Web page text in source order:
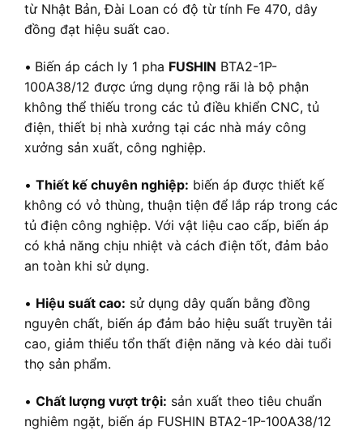
từ Nhật Bản, Đài Loan có độ từ tính Fe 470, dây
đồng đạt hiệu suất cao.
• Biến áp cách ly 1 pha FUSHIN BTA2-1P-
100A38/12 được ứng dụng rộng rãi là bộ phận
không thể thiếu trong các tủ điều khiển CNC, tủ
điện, thiết bị nhà xưởng tại các nhà máy công
xưởng sản xuất, công nghiệp.
• Thiết kế chuyên nghiệp: biến áp được thiết kế
không có vỏ thùng, thuận tiện để lắp ráp trong các
tủ điện công nghiệp. Với vật liệu cao cấp, biến áp
có khả năng chịu nhiệt và cách điện tốt, đảm bảo
an toàn khi sử dụng.
• Hiệu suất cao: sử dụng dây quấn bằng đồng
nguyên chất, biến áp đảm bảo hiệu suất truyền tải
cao, giảm thiểu tổn thất điện năng và kéo dài tuổi
thọ sản phẩm.
• Chất lượng vượt trội: sản xuất theo tiêu chuẩn
nghiêm ngặt, biến áp FUSHIN BTA2-1P-100A38/12